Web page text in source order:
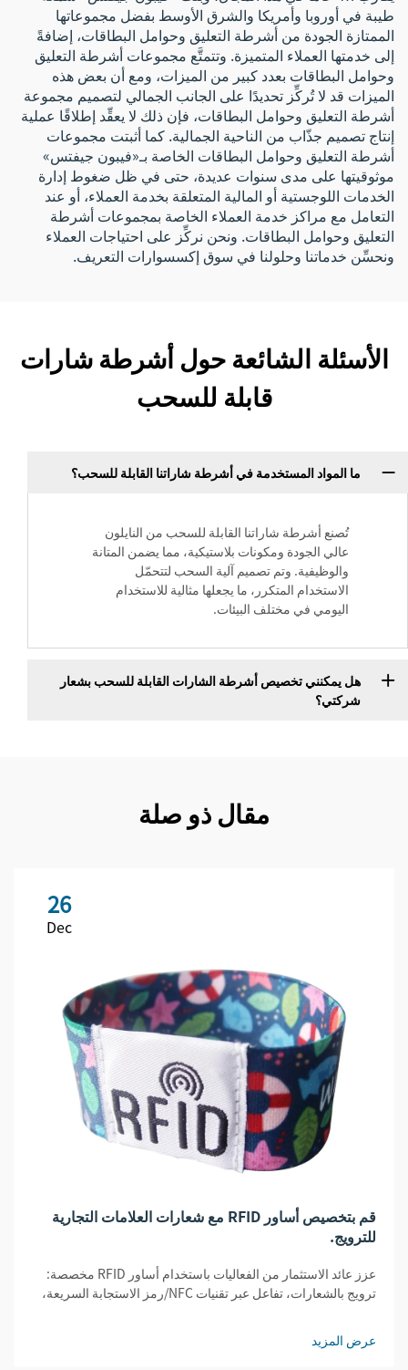
طيبة في أوروبا وأمريكا والشرق الأوسط بفضل مجموعاتها
الممتازة الجودة من أشرطة التعليق وحوامل البطاقات، إضافةً
إلى خدمتها العملاء المتميزة. وتتمتَّع مجموعات أشرطة التعليق
وحوامل البطاقات بعدد كبير من الميزات، ومع أن بعض هذه
الميزات قد لا تُركِّز تحديدًا على الجانب الجمالي لتصميم مجموعة
أشرطة التعليق وحوامل البطاقات، فإن ذلك لا يعقِّد إطلاقًا عملية
إنتاج تصميم جذّاب من الناحية الجمالية. كما أثبتت مجموعات
أشرطة التعليق وحوامل البطاقات الخاصة بـ«فيبون جيفتس»
موثوقيتها على مدى سنوات عديدة، حتى في ظل ضغوط إدارة
الخدمات اللوجستية أو المالية المتعلقة بخدمة العملاء، أو عند
التعامل مع مراكز خدمة العملاء الخاصة بمجموعات أشرطة
التعليق وحوامل البطاقات. ونحن نركِّز على احتياجات العملاء
ونحسِّن خدماتنا وحلولنا في سوق إكسسوارات التعريف.
الأسئلة الشائعة حول أشرطة شارات
قابلة للسحب
ما المواد المستخدمة في أشرطة شاراتنا القابلة للسحب؟
تُصنع أشرطة شاراتنا القابلة للسحب من النايلون
عالي الجودة ومكونات بلاستيكية، مما يضمن المتانة
والوظيفية. وتم تصميم آلية السحب لتتحمّل
الاستخدام المتكرر، ما يجعلها مثالية للاستخدام
اليومي في مختلف البيئات.
هل يمكنني تخصيص أشرطة الشارات القابلة للسحب بشعار
شركتي؟
مقال ذو صلة
26
Dec
قم بتخصيص أساور RFID مع شعارات العلامات التجارية
للترويج.
عزز عائد الاستثمار من الفعاليات باستخدام أساور RFID مخصصة:
ترويج بالشعارات، تفاعل عبر تقنيات NFC/رمز الاستجابة السريعة،
احصل على إستراتيجيتك المُخصصة الآن.
عرض المزيد